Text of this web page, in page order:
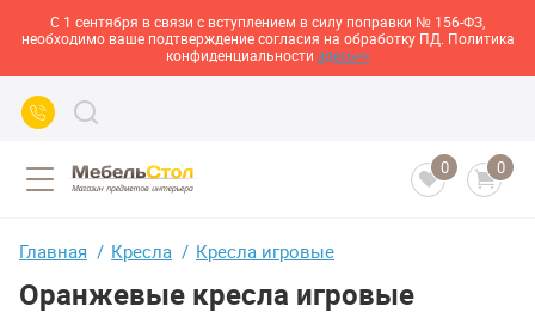
С 1 сентября в связи с вступлением в силу поправки № 156-ФЗ,
необходимо ваше подтверждение согласия на обработку ПД. Политика
конфиденциальности здесь>>
0 0
Главная Кресла Кресла игровые
Оранжевые кресла игровые